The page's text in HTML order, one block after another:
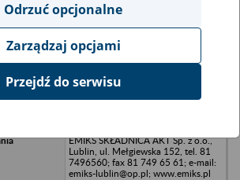
pozycje bazy
AJP Ligistic Sp. z o.o. - KOBYLANY
EMIKS SKŁADNICA AKT Sp. z o.o.,
Lublin, ul. Mełgiewska 152, tel. 81
7496560; fax 81 749 65 61; e-mail:
emiks-lublin@op.pl; www.emiks.pl
Odrzuć opcjonalne
Zarządzaj opcjami
Przejdź do serwisu